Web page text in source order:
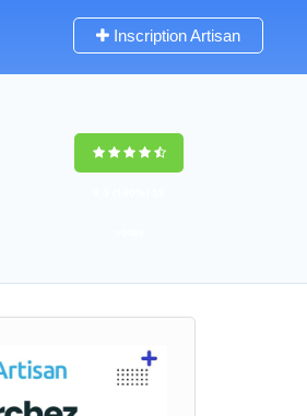
Inscription Artisan